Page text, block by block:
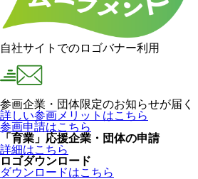
自社サイトでのロゴバナー利用
参画企業・団体限定のお知らせが届く
詳しい参画メリットはこちら
参画申請はこちら
「育業」応援企業・団体の申請
詳細はこちら
ロゴダウンロード
ダウンロードはこちら